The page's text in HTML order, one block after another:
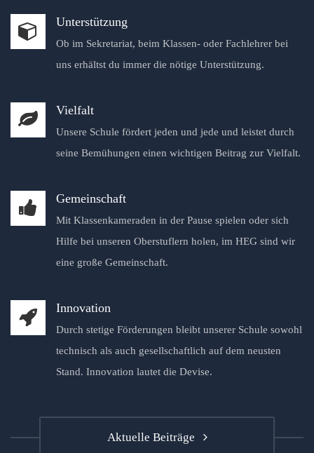
Unterstützung
Ob im Sekretariat, beim Klassen- oder Fachlehrer bei
uns erhältst du immer die nötige Unterstützung.
Vielfalt
Unsere Schule fördert jeden und jede und leistet durch
seine Bemühungen einen wichtigen Beitrag zur Vielfalt.
Gemeinschaft
Mit Klassenkameraden in der Pause spielen oder sich
Hilfe bei unseren Oberstuflern holen, im HEG sind wir
eine große Gemeinschaft.
Innovation
Durch stetige Förderungen bleibt unserer Schule sowohl
technisch als auch gesellschaftlich auf dem neusten
Stand. Innovation lautet die Devise.
Aktuelle Beiträge